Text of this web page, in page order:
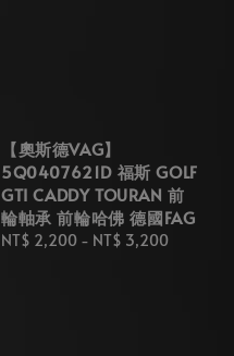
【奧斯德VAG】
5Q0407621D 福斯 GOLF
GTI CADDY TOURAN 前
輪軸承 前輪哈佛 德國FAG
Regular
NT$ 2,200 - NT$ 3,200